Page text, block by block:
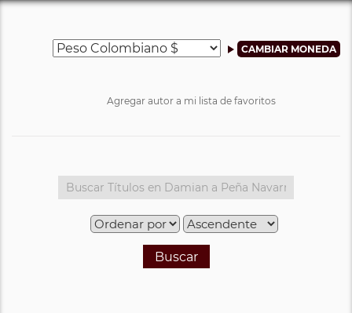
Agregar autor a mi lista de favoritos
Buscar